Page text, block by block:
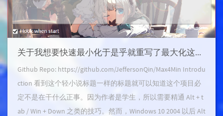
关于我想要快速最小化于是乎就重写了最大化这档子事
Github Repo: https://github.com/JeffersonQin/Max4Min Introdu
ction 看到这个轻小说标题一样的标题就可以知道这个项目必
定不是在干什么正事。因为作者是学生，所以需要精通 Alt + t
ab / Win + Down 之类的技巧。然而，Windows 10 2004 以后 Alt